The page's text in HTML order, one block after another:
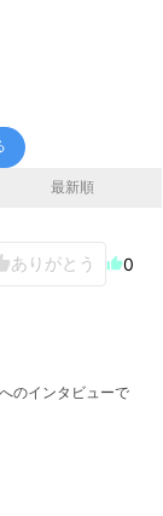
最新順
ありがとう thumb_up0
のインタビューで